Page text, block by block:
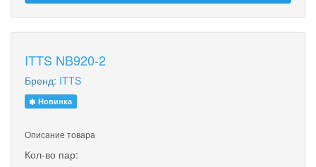
ITTS NB920-2
Бренд: ITTS
Новинка
Описание товара
Кол-во пар: